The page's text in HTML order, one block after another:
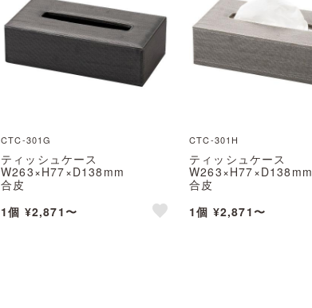
CTC-301G
ティッシュケース
W263×H77×D138mm
合皮
1個 ¥2,871〜
CTC-301H
ティッシュケース
W263×H77×D138mm
合皮
1個 ¥2,871〜